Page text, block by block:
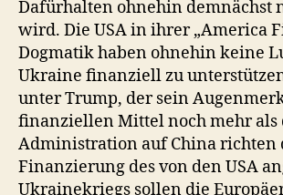
Dafürhalten ohnehin demnächst
wird. Die USA in ihrer „America
Dogmatik haben ohnehin keine
Ukraine finanziell zu
unter Trump, der sein
finanziellen Mittel noch mehr als
Administration auf China richten
Finanzierung des von den USA
Ukrainekriegs sollen die